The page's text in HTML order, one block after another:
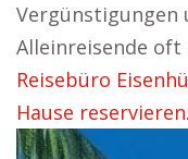
Vergünstigungen
Alleinreisende
Reisebüro
Hause reservieren.